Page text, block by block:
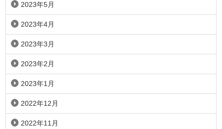
2023年5月
2023年4月
2023年3月
2023年2月
2023年1月
2022年12月
2022年11月